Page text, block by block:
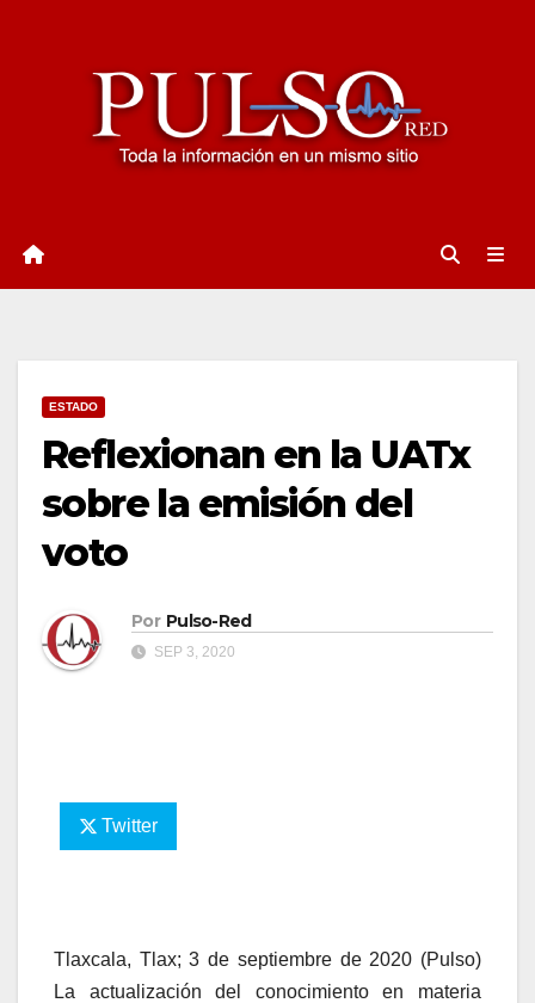
ESTADO
Reflexionan en la UATx
sobre la emisión del
voto
Por Pulso-Red
SEP 3, 2020
Twitter
Tlaxcala, Tlax; 3 de septiembre de 2020 (Pulso)
La actualización del conocimiento en materia